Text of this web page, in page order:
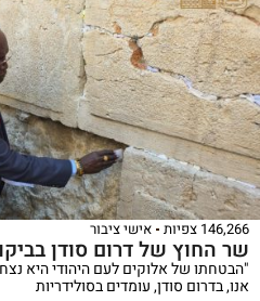
146,266 צפיות אישי ציבור
שר החוץ של דרום סודן
"הבטחתו של אלוקים לעם היהודי היא
אנו, בדרום סודן, עומדים בסולידריות